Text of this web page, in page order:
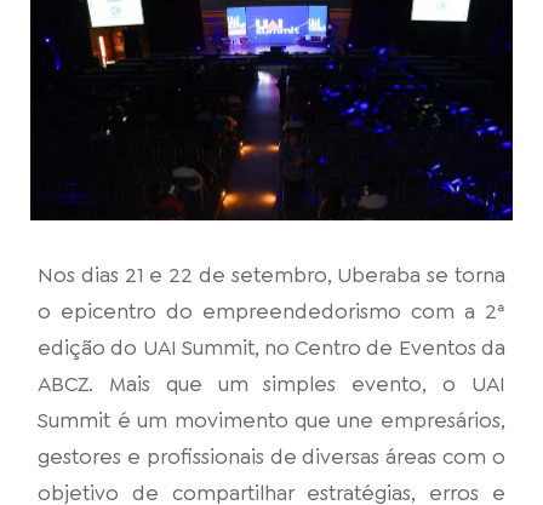
Nos dias 21 e 22 de setembro, Uberaba se torna
o epicentro do empreendedorismo com a 2ª
edição do UAI Summit, no Centro de Eventos da
ABCZ. Mais que um simples evento, o UAI
Summit é um movimento que une empresários,
gestores e profissionais de diversas áreas com o
objetivo de compartilhar estratégias, erros e